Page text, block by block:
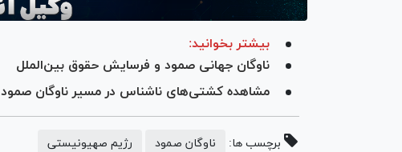
بیشتر بخوانید:
ناوگان جهانی صمود و فرسایش حقوق بین‌الملل
مشاهده کشتی‌های ناشناس در مسیر ناوگان صمود
برچسب ها: ناوگان صمود رژیم صهیونیستی